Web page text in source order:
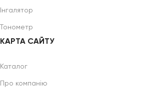
Інгалятор
Тонометр
КАРТА САЙТУ
Каталог
Про компанію